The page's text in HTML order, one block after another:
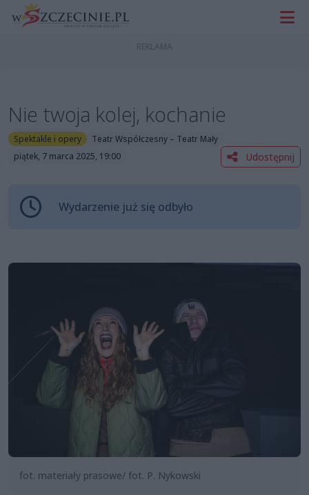
Nie twoja kolej, kochanie
Spektakle i opery
Teatr Współczesny – Teatr Mały
piątek, 7 marca 2025, 19:00
Udostępnij
Wydarzenie już się odbyło
fot. materiały prasowe/ fot. P. Nykowski